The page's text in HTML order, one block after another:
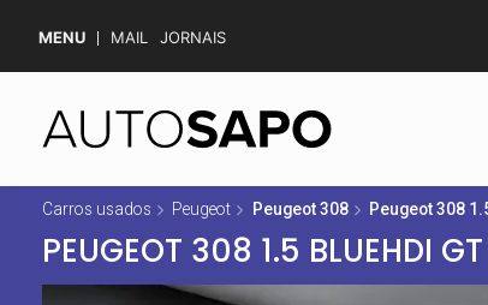
MENU MAIL JORNAIS
Carros usados Peugeot Peugeot 308 Peugeot 308
PEUGEOT 308 1.5 BLUEHDI